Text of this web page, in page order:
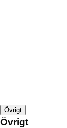
Övrigt
Övrigt